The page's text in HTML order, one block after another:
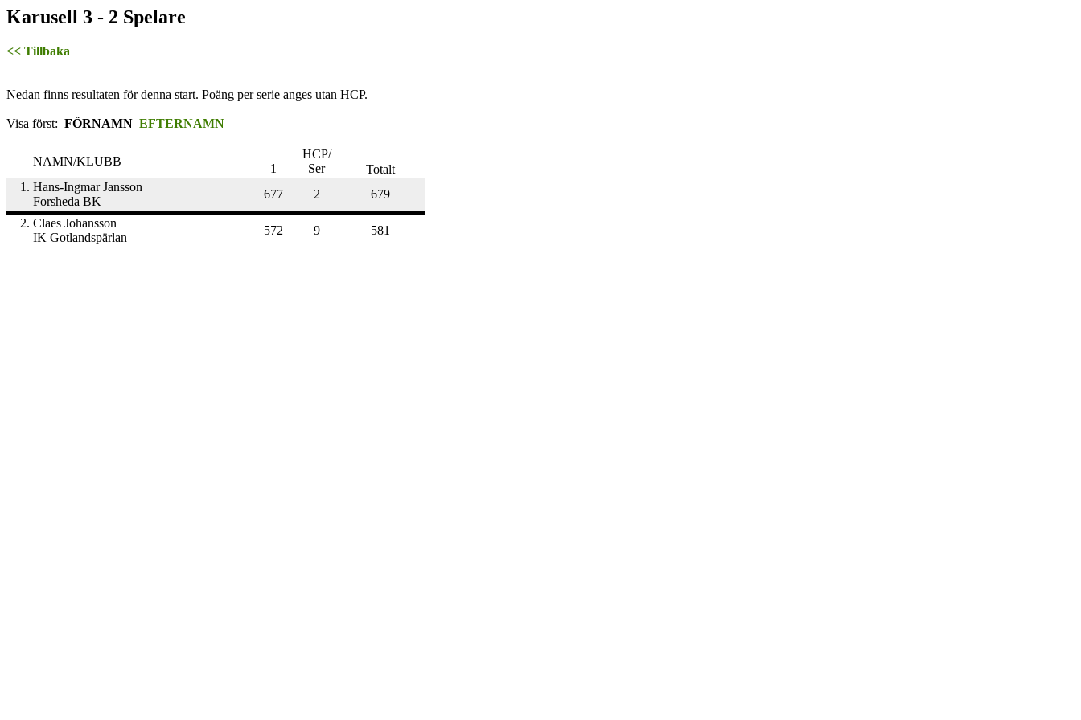
Karusell 3 - 2 Spelare
<< Tillbaka
Nedan finns resultaten för denna start. Poäng per serie anges utan HCP.
Visa först: FÖRNAMN EFTERNAMN
NAMN/KLUBB
1
HCP/
Ser
Totalt
1. Hans-Ingmar Jansson
Forsheda BK
677 2 679
2. Claes Johansson
IK Gotlandspärlan
572 9 581